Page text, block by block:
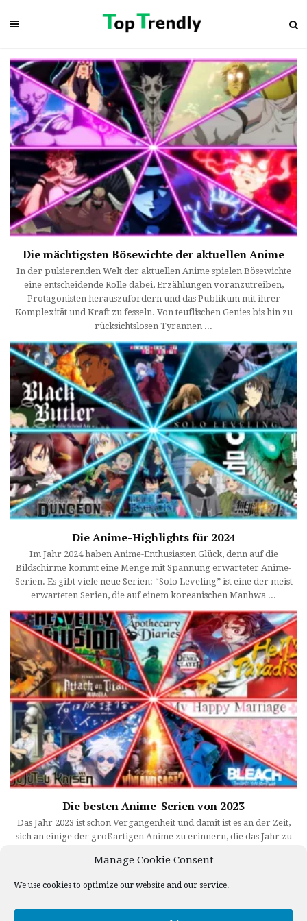
Manage Cookie Consent
We use cookies to optimize our website and our service.
Die mächtigsten Bösewichte der aktuellen Anime
In der pulsierenden Welt der aktuellen Anime spielen Bösewichte
eine entscheidende Rolle dabei, Erzählungen voranzutreiben,
Protagonisten herauszufordern und das Publikum mit ihrer
Komplexität und Kraft zu fesseln. Von teuflischen Genies bis hin zu
rücksichtslosen Tyrannen ...
Die Anime-Highlights für 2024
Im Jahr 2024 haben Anime-Enthusiasten Glück, denn auf die
Bildschirme kommt eine Menge mit Spannung erwarteter Anime-
Serien. Es gibt viele neue Serien: “Solo Leveling” ist eine der meist
erwarteten Serien, die auf einem koreanischen Manhwa ...
Die besten Anime-Serien von 2023
Das Jahr 2023 ist schon Vergangenheit und damit ist es an der Zeit,
sich an einige der großartigen Anime zu erinnern, die das Jahr zu
zu ...
1 2 Weiter »